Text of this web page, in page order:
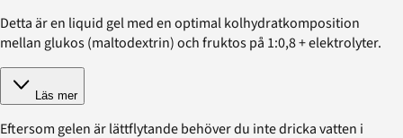
Detta är en liquid gel med en optimal kolhydratkomposition
mellan glukos (maltodextrin) och fruktos på 1:0,8 + elektrolyter.
Läs mer
Eftersom gelen är lättflytande behöver du inte dricka vatten i